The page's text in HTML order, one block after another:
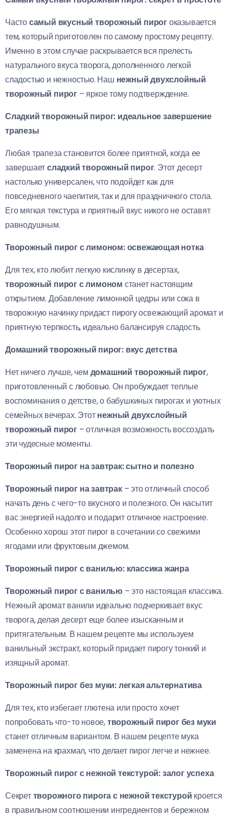
Частосамый вкусный творожный пирогоказывается
тем, который приготовлен по самому простому рецепту.
Именно в этом случае раскрывается вся прелесть
натурального вкуса творога, дополненного легкой
сладостью и нежностью. Наш нежный двухслойный
творожный пирог – яркое тому подтверждение.
Сладкий творожный пирог: идеальное завершение
трапезы
Любая трапеза становится более приятной, когда ее
завершаетсладкий творожный пирог. Этот десерт
настолько универсален, что подойдет как для
повседневного чаепития, так и для праздничного стола.
Его мягкая текстура и приятный вкус никого не оставят
равнодушным.
Творожный пирог с лимоном: освежающая нотка
Для тех, кто любит легкую кислинку в десертах,
творожный пирог с лимоном станет настоящим
открытием. Добавление лимонной цедры или сока в
творожную начинку придаст пирогу освежающий аромат и
приятную терпкость, идеально балансируя сладость.
Домашний творожный пирог: вкус детства
Нет ничего лучше, чем домашний творожный пирог,
приготовленный с любовью. Он пробуждает теплые
воспоминания о детстве, о бабушкиных пирогах и уютных
семейных вечерах. Этотнежный двухслойный
творожный пирог – отличная возможность воссоздать
эти чудесные моменты.
Творожный пирог на завтрак: сытно и полезно
Творожный пирог на завтрак– это отличный способ
начать день с чего-то вкусного и полезного. Он насытит
вас энергией надолго и подарит отличное настроение.
Особенно хорош этот пирог в сочетании со свежими
ягодами или фруктовым джемом.
Творожный пирог с ванилью: классика жанра
Творожный пирог с ванилью – это настоящая классика.
Нежный аромат ванили идеально подчеркивает вкус
творога, делая десерт еще более изысканным и
притягательным. В нашем рецепте мы используем
ванильный экстракт, который придает пирогу тонкий и
изящный аромат.
Творожный пирог без муки: легкая альтернатива
Для тех, кто избегает глютена или просто хочет
попробовать что-то новое,творожный пирог без муки
станет отличным вариантом. В нашем рецепте мука
заменена на крахмал, что делает пирог легче и нежнее.
Творожный пирог с нежной текстурой: залог успеха
Секреттворожного пирога с нежной текстурой кроется
в правильном соотношении ингредиентов и бережном